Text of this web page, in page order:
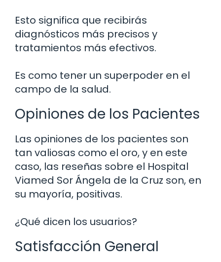
Esto significa que recibirás
diagnósticos más precisos y
tratamientos más efectivos.
Es como tener un superpoder en el
campo de la salud.
Opiniones de los Pacientes
Las opiniones de los pacientes son
tan valiosas como el oro, y en este
caso, las reseñas sobre el Hospital
Viamed Sor Ángela de la Cruz son, en
su mayoría, positivas.
¿Qué dicen los usuarios?
Satisfacción General